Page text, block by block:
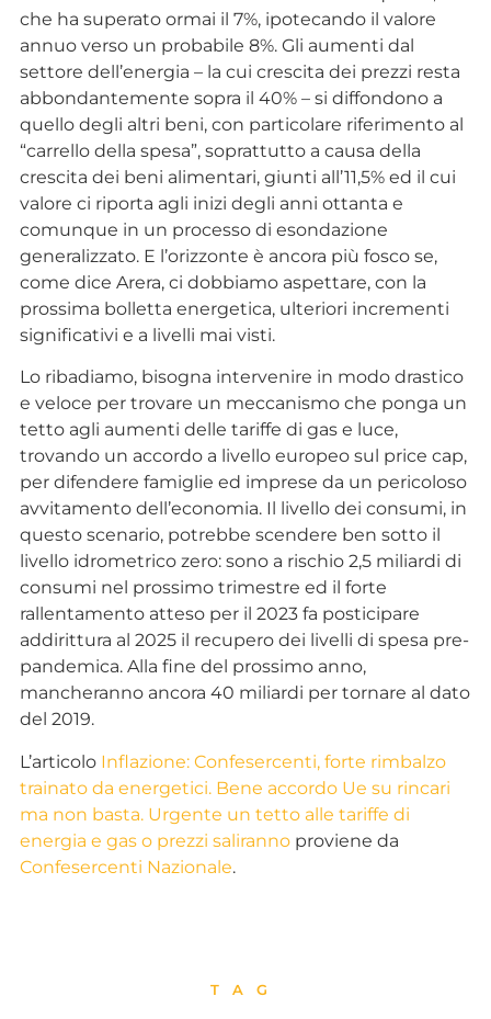
che ha superato ormai il 7%, ipotecando il valore
annuo verso un probabile 8%. Gli aumenti dal
settore dell’energia – la cui crescita dei prezzi resta
abbondantemente sopra il 40% – si diffondono a
quello degli altri beni, con particolare riferimento al
“carrello della spesa”, soprattutto a causa della
crescita dei beni alimentari, giunti all’11,5% ed il cui
valore ci riporta agli inizi degli anni ottanta e
comunque in un processo di esondazione
generalizzato. E l’orizzonte è ancora più fosco se,
come dice Arera, ci dobbiamo aspettare, con la
prossima bolletta energetica, ulteriori incrementi
significativi e a livelli mai visti.
Lo ribadiamo, bisogna intervenire in modo drastico
e veloce per trovare un meccanismo che ponga un
tetto agli aumenti delle tariffe di gas e luce,
trovando un accordo a livello europeo sul price cap,
per difendere famiglie ed imprese da un pericoloso
avvitamento dell’economia. Il livello dei consumi, in
questo scenario, potrebbe scendere ben sotto il
livello idrometrico zero: sono a rischio 2,5 miliardi di
consumi nel prossimo trimestre ed il forte
rallentamento atteso per il 2023 fa posticipare
addirittura al 2025 il recupero dei livelli di spesa pre-
pandemica. Alla fine del prossimo anno,
mancheranno ancora 40 miliardi per tornare al dato
del 2019.
L’articolo Inflazione: Confesercenti, forte rimbalzo
trainato da energetici. Bene accordo Ue su rincari
ma non basta. Urgente un tetto alle tariffe di
energia e gas o prezzi salirannoproviene da
Confesercenti Nazionale.
TAG